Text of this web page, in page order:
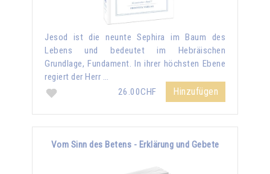
Jesod ist die neunte Sephira im Baum des
Lebens und bedeutet im Hebräischen
Grundlage, Fundament. In ihrer höchsten Ebene
regiert der Herr …
26.00CHF
Hinzufügen
Vom Sinn des Betens - Erklärung und Gebete